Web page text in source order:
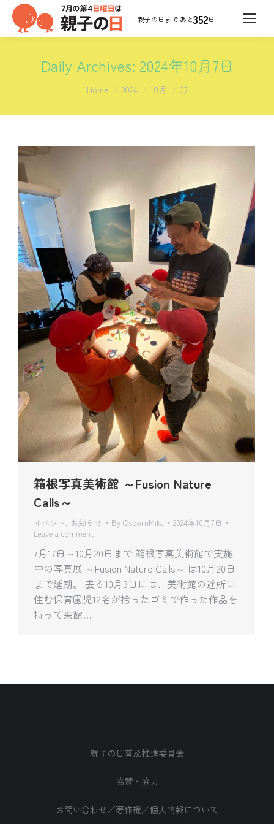
352日
Daily Archives: 2024年10月7日
You are here:
Home 2024 10月 07
箱根写真美術館 ～Fusion Nature
Calls～
イベント , お知らせ By OsbornMika
2024年10月7日
Leave a comment
7月17日～10月20日まで 箱根写真美術館で実施
中の写真展 ～Fusion Nature Calls～ は10月20日
まで延期。 去る10月3日には、美術館の近所に
住む保育園児12名が拾ったゴミで作った作品を
持って来館…
親子の日普及推進委員会
協賛・協力
お問い合わせ／著作権／個人情報について